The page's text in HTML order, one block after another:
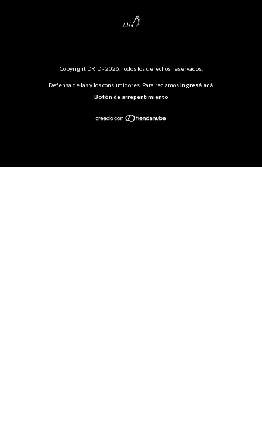
Copyright DRID - 2026. Todos los derechos reservados.
Defensa de las y los consumidores. Para reclamos ingresá acá.
Botón de arrepentimiento